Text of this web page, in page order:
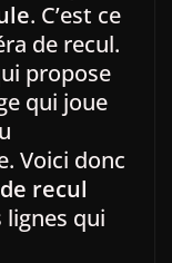
. C’est ce
de recul.
propose
qui joue
Voici donc
recul
lignes qui